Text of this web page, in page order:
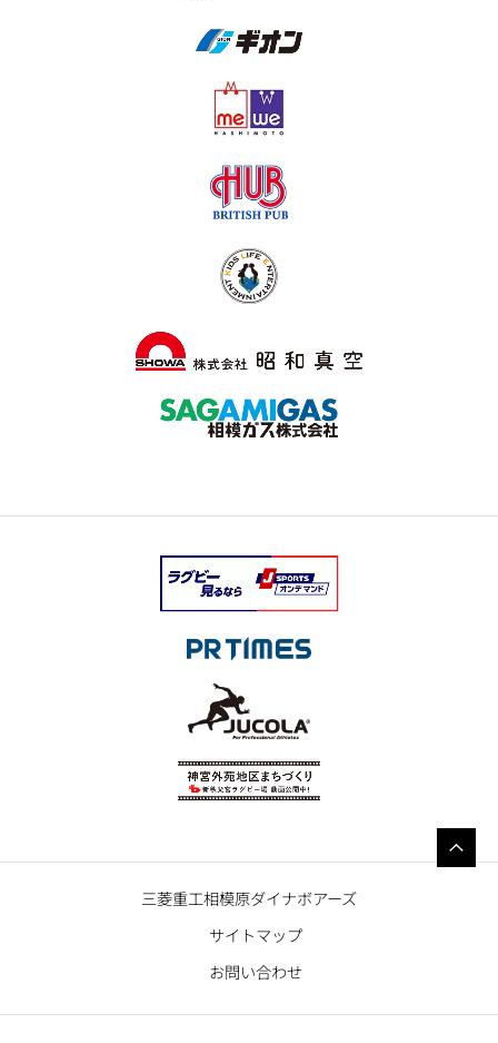
三菱重工相模原ダイナボアーズ
サイトマップ
お問い合わせ